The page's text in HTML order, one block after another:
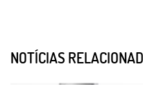
NOTÍCIAS